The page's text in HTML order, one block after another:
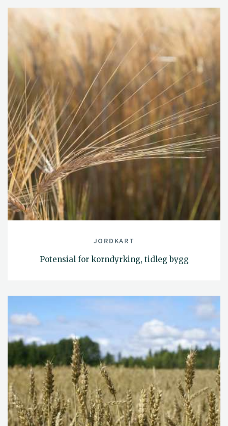
JORDKART
Potensial for korndyrking, tidleg bygg